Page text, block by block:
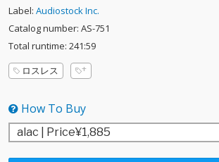
Label: Audiostock Inc.
Catalog number: AS-751
Total runtime: 241:59
ロスレス
How To Buy